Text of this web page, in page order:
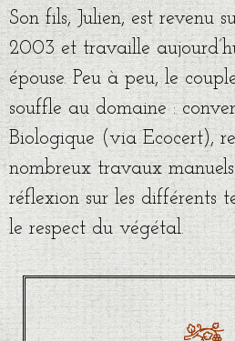
Son fils, Julien, est revenu
2003 et travaille
épouse. Peu à peu, le
souffle au domaine :
Biologique (via Ecocert),
nombreux travaux
réflexion sur les différents
le respect du végétal.